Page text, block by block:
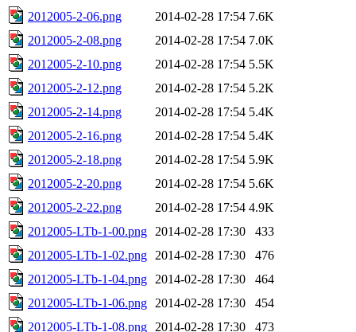
2012005-2-06.png
2014-02-28 17:54 7.6K
2012005-2-08.png
2014-02-28 17:54 7.0K
2012005-2-10.png
2014-02-28 17:54 5.5K
2012005-2-12.png
2014-02-28 17:54 5.2K
2012005-2-14.png
2014-02-28 17:54 5.4K
2012005-2-16.png
2014-02-28 17:54 5.4K
2012005-2-18.png
2014-02-28 17:54 5.9K
2012005-2-20.png
2014-02-28 17:54 5.6K
2012005-2-22.png
2014-02-28 17:54 4.9K
2012005-LTb-1-00.png
2014-02-28 17:30
433
2012005-LTb-1-02.png
2014-02-28 17:30
476
2012005-LTb-1-04.png
2014-02-28 17:30
464
2012005-LTb-1-06.png
2014-02-28 17:30
454
2012005-LTb-1-08.png
2014-02-28 17:30
473